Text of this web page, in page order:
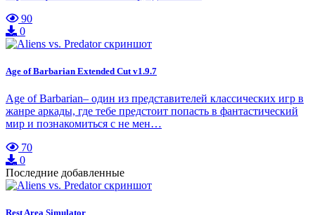
90
0
Age of Barbarian Extended Cut v1.9.7
Age of Barbarian– один из представителей классических игр в
жанре аркады, где тебе предстоит попасть в фантастический
мир и познакомиться с не мен…
70
0
Последние добавленные
Rest Area Simulator